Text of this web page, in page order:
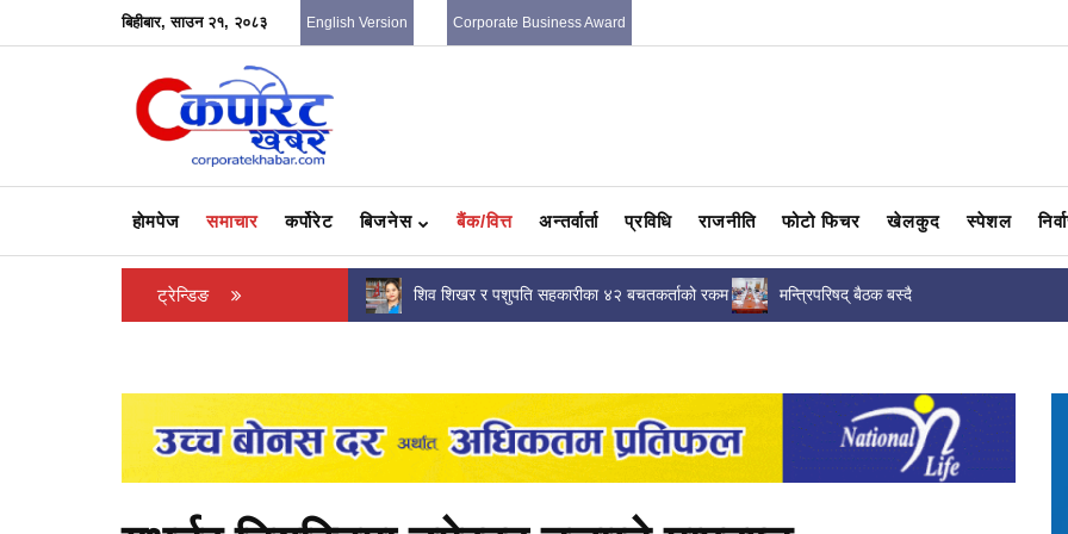
बिहीबार, साउन २१, २०८३ English Version Corporate Business Award
हाेमपेज समाचार कर्पोरेट बिजनेस बैंक/वित्त अन्तर्वार्ता प्रविधि राजनीति फोटो फिचर खेलकुद स्पेशल
ट्रेन्डिङ
नेपाल बैंक र पिपल्स डेन्टलबीच सम्झौता
शिव शिखर र पशुपति सहकारीका ४२ बचतकर्ताको रकम
मन्त्रिपरिषद् बैठक बस्दै